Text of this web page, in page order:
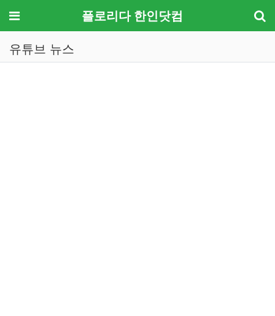
메뉴 플로리다 한인닷컴
유튜브 뉴스